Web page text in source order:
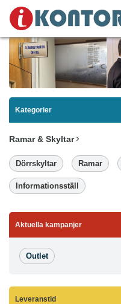
Kategorier
Ramar & Skyltar
Dörrskyltar Ramar
Informationsställ
Aktuella kampanjer
Outlet
Leveranstid